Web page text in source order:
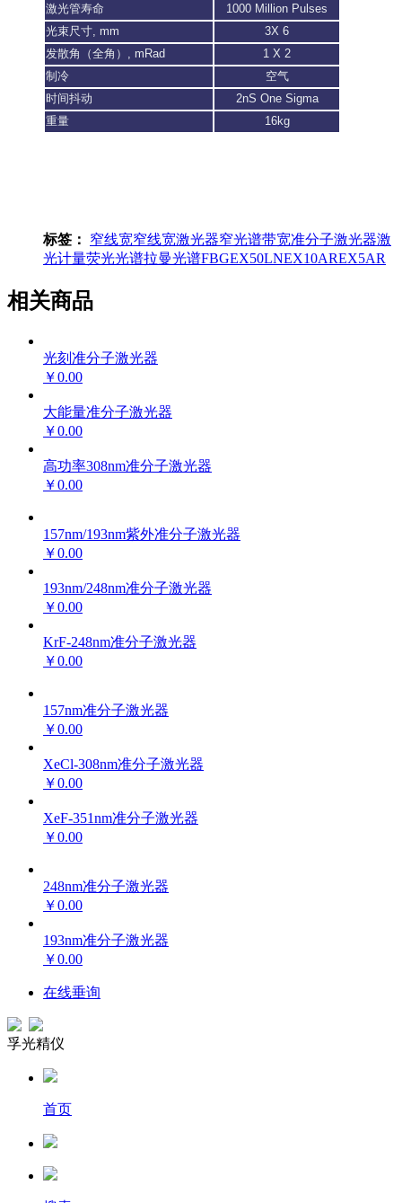
激光管寿命
1000 Million Pulses
光束尺寸, mm
3X 6
发散角（全角）, mRad
1 X 2
制冷
空气
时间抖动
2nS One Sigma
重量
16kg
标签： 窄线宽窄线宽激光器窄光谱带宽准分子激光器激
光计量荧光光谱拉曼光谱FBGEX50LNEX10AREX5AR
相关商品
光刻准分子激光器
￥0.00
大能量准分子激光器
￥0.00
高功率308nm准分子激光器
￥0.00
157nm/193nm紫外准分子激光器
￥0.00
193nm/248nm准分子激光器
￥0.00
KrF-248nm准分子激光器
￥0.00
157nm准分子激光器
￥0.00
XeCl-308nm准分子激光器
￥0.00
XeF-351nm准分子激光器
￥0.00
248nm准分子激光器
￥0.00
193nm准分子激光器
￥0.00
在线垂询
孚光精仪
首页